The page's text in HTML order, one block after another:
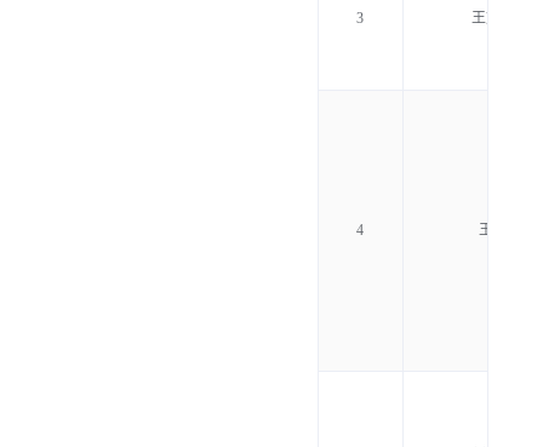
3 王文全
4 王居